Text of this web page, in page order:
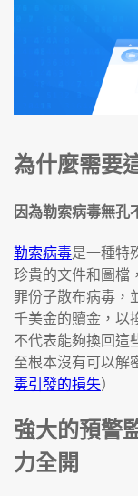
為什麼需要
因為勒索病毒無孔
勒索病毒是一種特
珍貴的文件和圖檔
罪份子散布病毒，
千美金的贖金，以
不代表能夠換回這
至根本沒有可以解
毒引發的損失）
強大的預警
力全開